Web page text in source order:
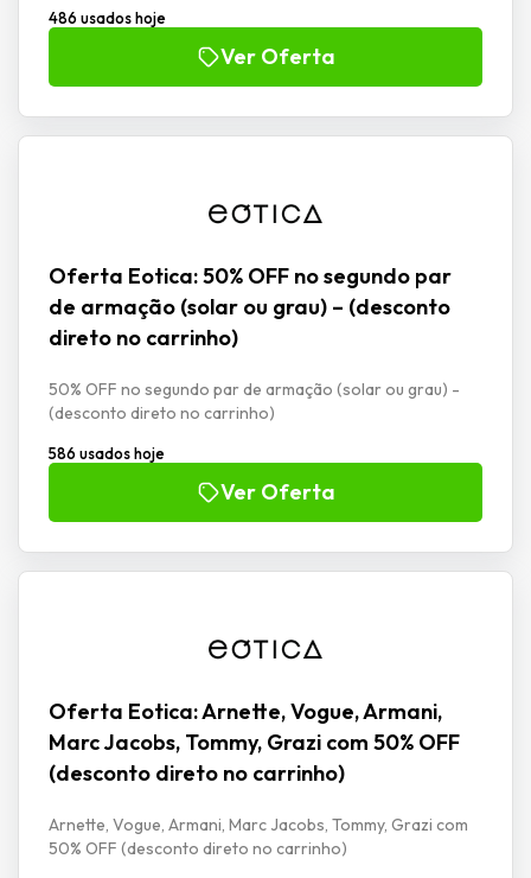
486 usados hoje
Ver Oferta
Oferta Eotica: 50% OFF no segundo par
de armação (solar ou grau) – (desconto
direto no carrinho)
50% OFF no segundo par de armação (solar ou grau) -
(desconto direto no carrinho)
586 usados hoje
Ver Oferta
Oferta Eotica: Arnette, Vogue, Armani,
Marc Jacobs, Tommy, Grazi com 50% OFF
(desconto direto no carrinho)
Arnette, Vogue, Armani, Marc Jacobs, Tommy, Grazi com
50% OFF (desconto direto no carrinho)